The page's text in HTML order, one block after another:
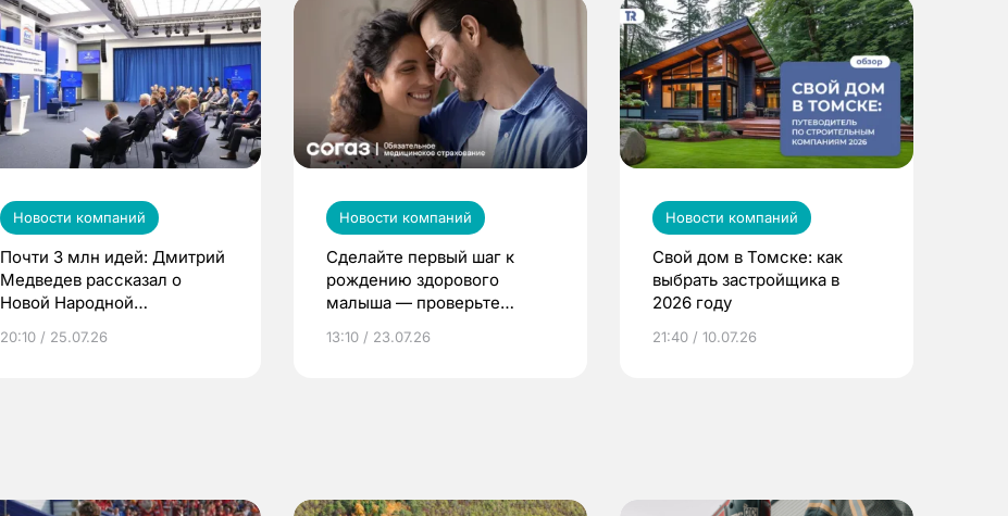
Новости компаний
Почти 3 млн идей: Дмитрий
Медведев рассказал о
Новой Народной
20:10 / 25.07.26
Новости компаний
Сделайте первый шаг к
рождению здорового
малыша — проверьте
по ОМС!
13:10 / 23.07.26
Новости компаний
Свой дом в Томске: как
выбрать застройщика в
2026 году
21:40 / 10.07.26